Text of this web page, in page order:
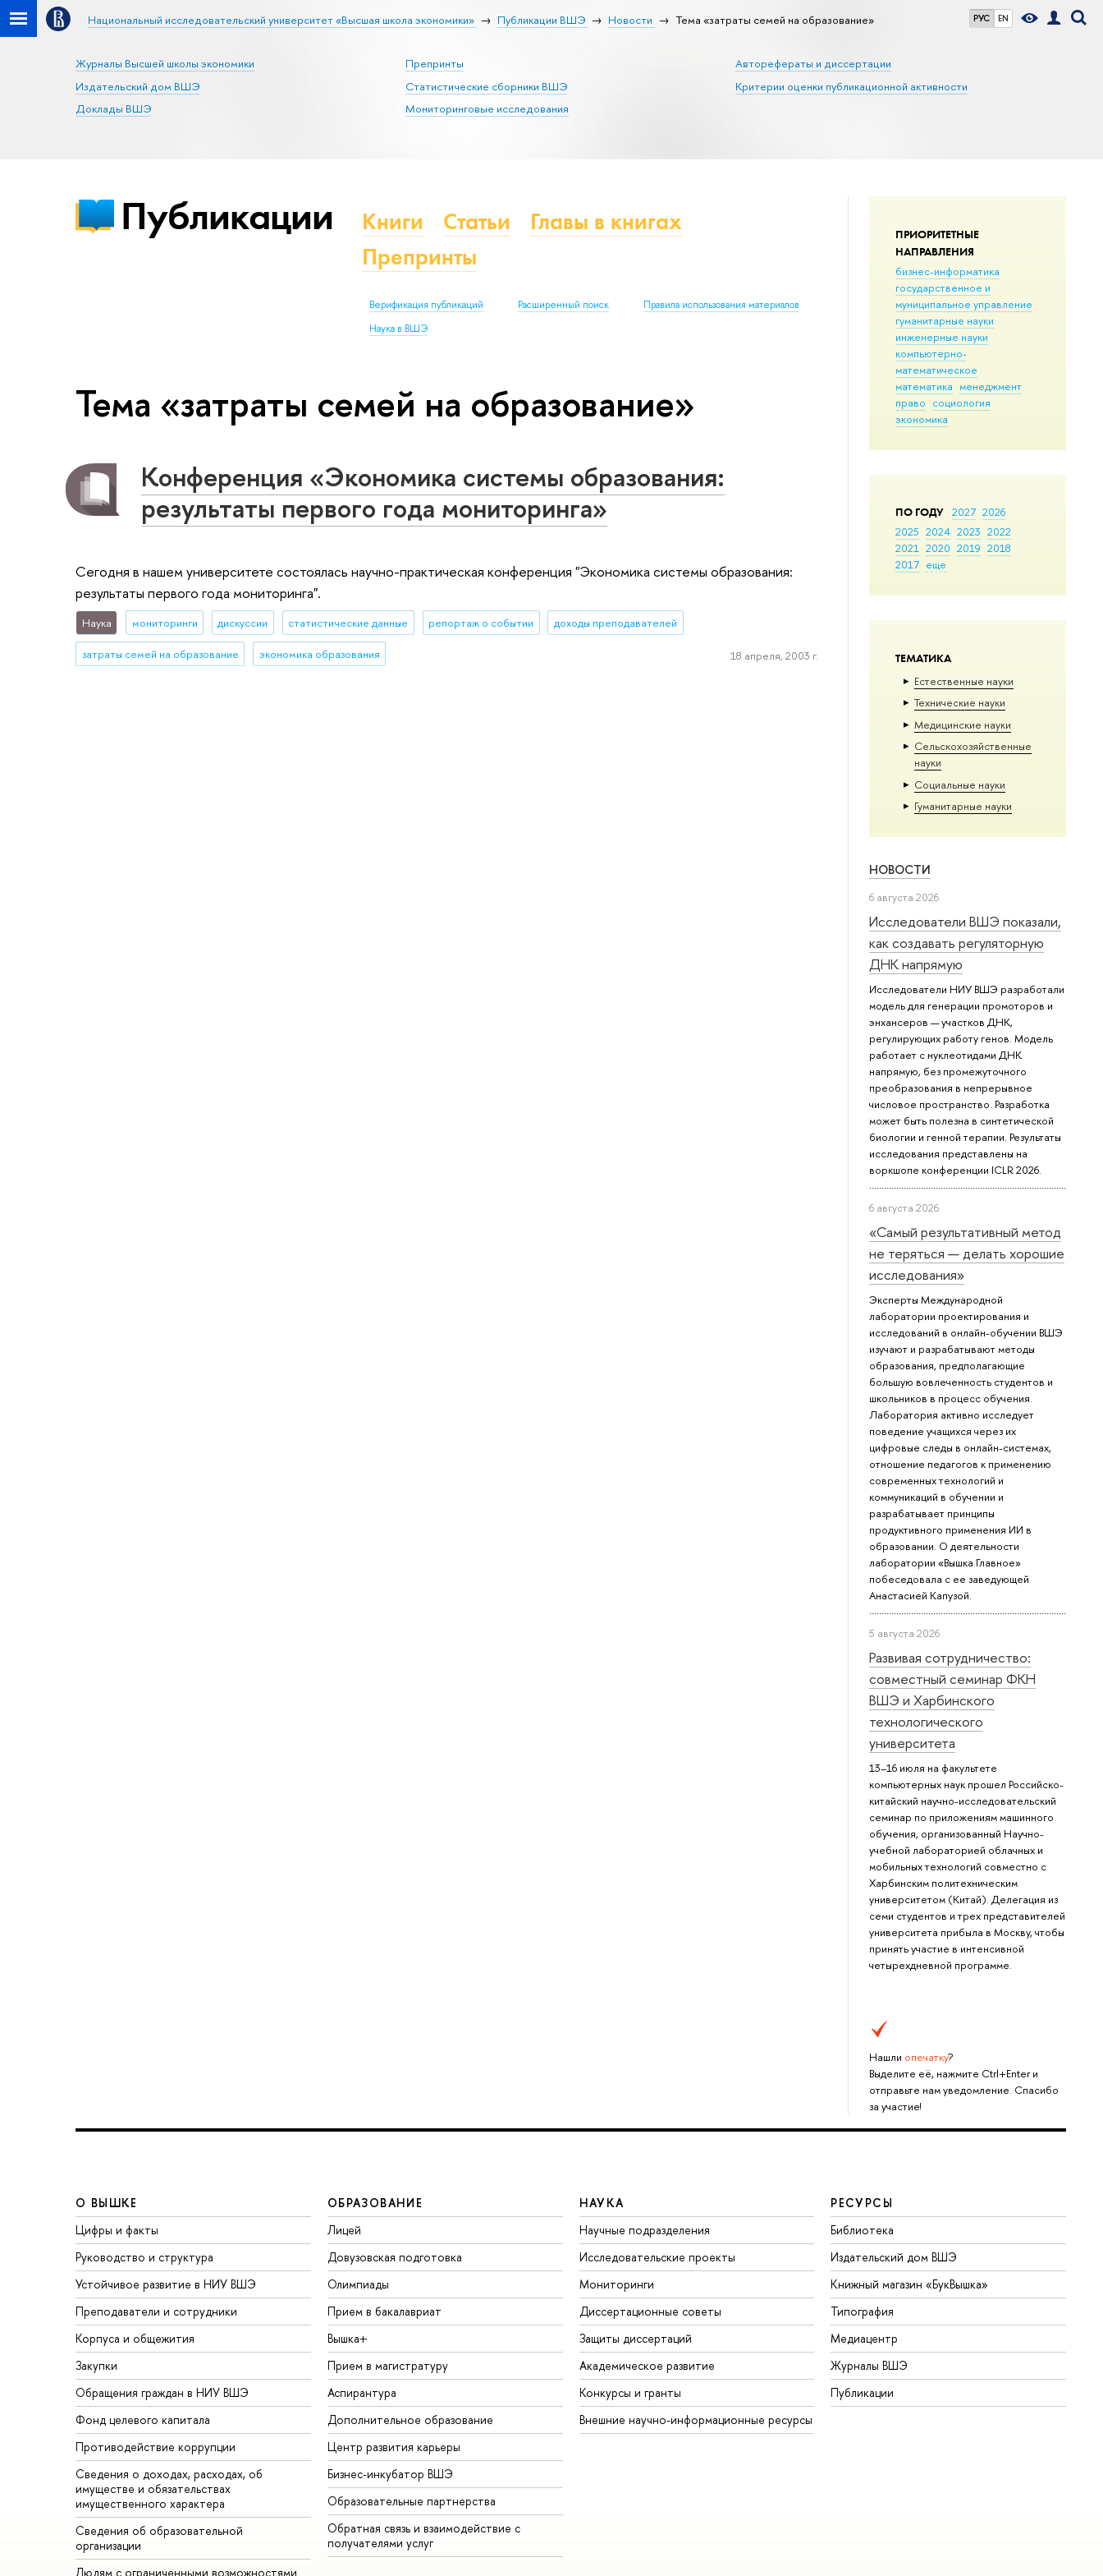
РУС EN
Национальный исследовательский университет «Высшая школа экономики» Публикации ВШЭ Новости Тема «затраты семей на образование»
Журналы Высшей школы экономики
Издательский дом ВШЭ
Доклады ВШЭ
Препринты
Статистические сборники ВШЭ
Мониторинговые исследования
Авторефераты и диссертации
Критерии оценки публикационной активности
ПРИОРИТЕТНЫЕ
НАПРАВЛЕНИЯ
бизнес-информатика
государственное и
муниципальное управление
гуманитарные науки
инженерные науки
компьютерно-
математическое
математика менеджмент
право социология
экономика
ПО ГОДУ 2027 2026
2025 2024 2023 2022
2021 2020 2019 2018
2017 еще
ТЕМАТИКА
Естественные науки
Тех­ничес­кие науки
Медицинские науки
Сельскохозяйственные
науки
Социальные науки
Гуманитарные науки
НОВОСТИ
6 августа 2026
Исследователи ВШЭ показали,
как создавать регуляторную
ДНК напрямую
Исследователи НИУ ВШЭ разработали
модель для генерации промоторов и
энхансеров — участков ДНК,
регулирующих работу генов. Модель
работает с нуклеотидами ДНК
напрямую, без промежуточного
преобразования в непрерывное
числовое пространство. Разработка
может быть полезна в синтетической
биологии и генной терапии. Результаты
исследования представлены на
воркшопе конференции ICLR 2026.
6 августа 2026
«Самый результативный метод
не теряться — делать хорошие
исследования»
Эксперты Международной
лаборатории проектирования и
исследований в онлайн-обучении ВШЭ
изучают и разрабатывают методы
образования, предполагающие
большую вовлеченность студентов и
школьников в процесс обучения.
Лаборатория активно исследует
поведение учащихся через их
цифровые следы в онлайн-системах,
отношение педагогов к применению
современных технологий и
коммуникаций в обучении и
разрабатывает принципы
продуктивного применения ИИ в
образовании. О деятельности
лаборатории «Вышка.Главное»
побеседовала с ее заведующей
Анастасией Капузой.
5 августа 2026
Развивая сотрудничество:
совместный семинар ФКН
ВШЭ и Харбинского
технологического
университета
13–16 июля на факультете
компьютерных наук прошел Российско-
китайский научно-исследовательский
семинар по приложениям машинного
обучения, организованный Научно-
учебной лабораторией облачных и
мобильных технологий совместно с
Харбинским политехническим
университетом (Китай). Делегация из
семи студентов и трех представителей
университета прибыла в Москву, чтобы
принять участие в интенсивной
четырехдневной программе.
Нашли опечатку?
Выделите её, нажмите Ctrl+Enter и
отправьте нам уведомление. Спасибо
за участие!
Публикации Книги Статьи
Главы в книгах
Препринты
Верификация публикаций Расширенный поиск
Правила использования материалов
Наука в ВШЭ
Тема «затраты семей на образование»
Конференция «Экономика системы образования:
результаты первого года мониторинга»
Сегодня в нашем университете состоялась научно-практическая конференция "Экономика системы образования:
результаты первого года мониторинга".
Наука мониторинги дискуссии статистические данные репортаж о событии доходы преподавателей
затраты семей на образование экономика образования 18 апреля, 2003 г.
О ВЫШКЕ
Цифры и факты
Руководство и структура
Устойчивое развитие в НИУ ВШЭ
Преподаватели и сотрудники
Корпуса и общежития
Закупки
Обращения граждан в НИУ ВШЭ
Фонд целевого капитала
Противодействие коррупции
Сведения о доходах, расходах, об
имуществе и обязательствах
имущественного характера
Сведения об образовательной
организации
Людям с ограниченными возможностями
ОБРАЗОВАНИЕ
Лицей
Довузовская подготовка
Олимпиады
Прием в бакалавриат
Вышка+
Прием в магистратуру
Аспирантура
Дополнительное образование
Центр развития карьеры
Бизнес-инкубатор ВШЭ
Образовательные партнерства
Обратная связь и взаимодействие с
получателями услуг
НАУКА
Научные подразделения
Исследовательские проекты
Мониторинги
Диссертационные советы
Защиты диссертаций
Академическое развитие
Конкурсы и гранты
Внешние научно-информационные ресурсы
РЕСУРСЫ
Библиотека
Издательский дом ВШЭ
Книжный магазин «БукВышка»
Типография
Медиацентр
Журналы ВШЭ
Публикации